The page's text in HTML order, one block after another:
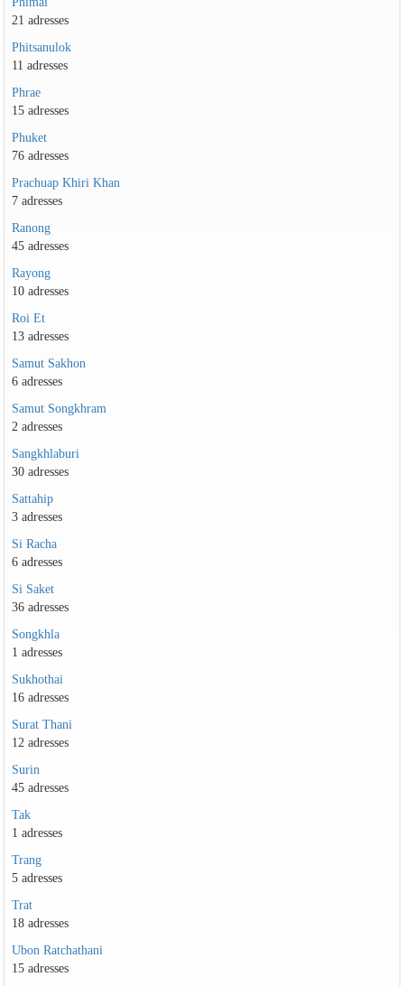
21 adresses
Phitsanulok
11 adresses
Phrae
15 adresses
Phuket
76 adresses
Prachuap Khiri Khan
7 adresses
Ranong
45 adresses
Rayong
10 adresses
Roi Et
13 adresses
Samut Sakhon
6 adresses
Samut Songkhram
2 adresses
Sangkhlaburi
30 adresses
Sattahip
3 adresses
Si Racha
6 adresses
Si Saket
36 adresses
Songkhla
1 adresses
Sukhothai
16 adresses
Surat Thani
12 adresses
Surin
45 adresses
Tak
1 adresses
Trang
5 adresses
Trat
18 adresses
Ubon Ratchathani
15 adresses